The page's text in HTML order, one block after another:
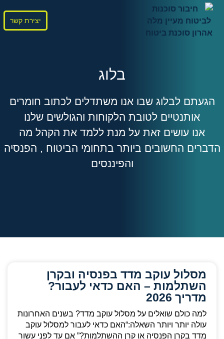
יצירת קשר
בלוג
הגעתם לבלוג שבו אנו משתדלים לכתוב חומרים
אותנטיים לטובת הלקוחות והגולשים שלנו
אנו עושים זאת על מנת ללמד את הקהל מה
הדברים החשובים ביותר בתחומי הביטוח , הפנסיה
והפיננסים
מסלול עוקב מדד בפנסיה ובקרן
השתלמות – האם כדאי לעבור?
מדריך 2026
למה כולם שואלים על מסלול עוקב מדד? בשנים האחרונות
עולה יותר ויותר השאלה:“האם כדאי לעבור למסלול עוקב
מדד בקרן הפנסיה או קרן ההשתלמות?” אם עד לפני עשור